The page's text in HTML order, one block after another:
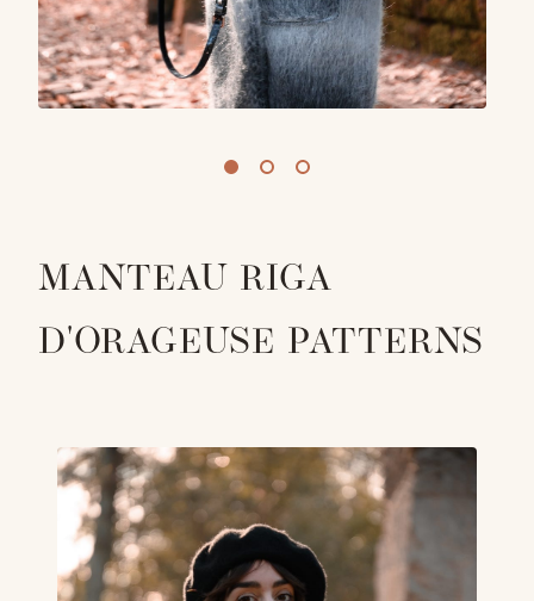
MANTEAU RIGA
D'ORAGEUSE PATTERNS